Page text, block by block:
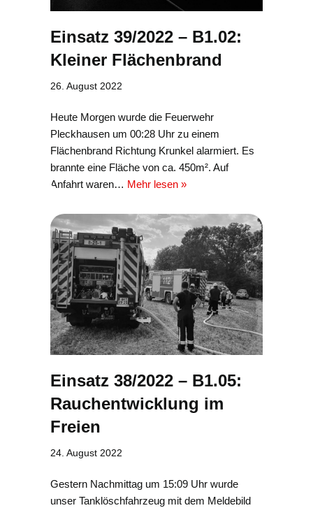
Einsatz 39/2022 – B1.02:
Kleiner Flächenbrand
26. August 2022
Heute Morgen wurde die Feuerwehr
Pleckhausen um 00:28 Uhr zu einem
Flächenbrand Richtung Krunkel alarmiert. Es
brannte eine Fläche von ca. 450m². Auf
Anfahrt waren… Mehr lesen »
Einsatz 38/2022 – B1.05:
Rauchentwicklung im
Freien
24. August 2022
Gestern Nachmittag um 15:09 Uhr wurde
unser Tanklöschfahrzeug mit dem Meldebild